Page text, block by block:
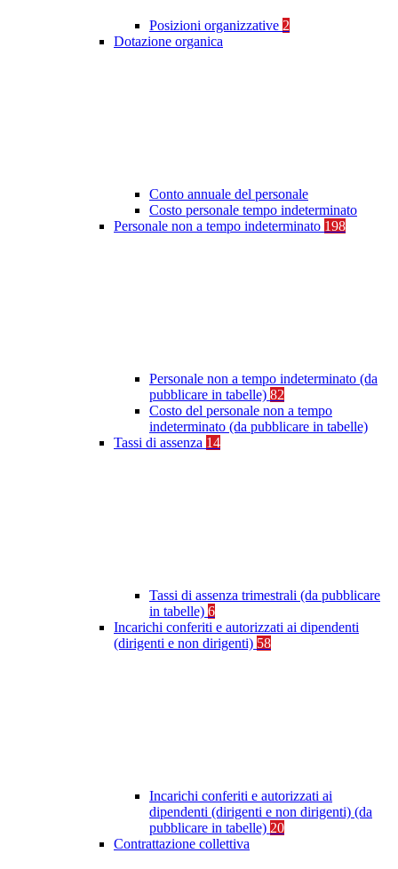
Posizioni organizzative 2
Dotazione organica
Conto annuale del personale
Costo personale tempo indeterminato
Personale non a tempo indeterminato 198
Personale non a tempo indeterminato (da
pubblicare in tabelle) 82
Costo del personale non a tempo
indeterminato (da pubblicare in tabelle)
Tassi di assenza 14
Tassi di assenza trimestrali (da pubblicare
in tabelle) 6
Incarichi conferiti e autorizzati ai dipendenti
(dirigenti e non dirigenti) 58
Incarichi conferiti e autorizzati ai
dipendenti (dirigenti e non dirigenti) (da
pubblicare in tabelle) 20
Contrattazione collettiva